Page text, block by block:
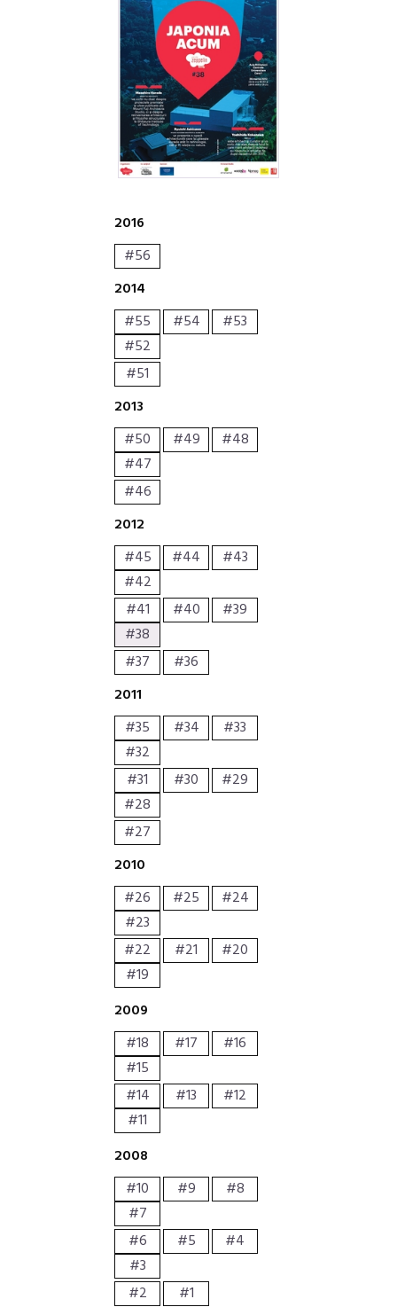
2016
#56
2014
#55
#54
#53
#52
#51
2013
#50
#49
#48
#47
#46
2012
#45
#44
#43
#42
#41
#40
#39
#38
#37
#36
2011
#35
#34
#33
#32
#31
#30
#29
#28
#27
2010
#26
#25
#24
#23
#22
#21
#20
#19
2009
#18
#17
#16
#15
#14
#13
#12
#11
2008
#10
#9
#8
#7
#6
#5
#4
#3
#2
#1